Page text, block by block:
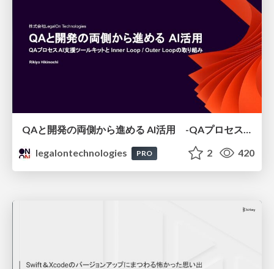
QAと開発の両側から進める AI活用 -QAプロセスAI支援ツールキットと Inner Loop / Outer Loopの取り組み-
legalontechnologies
PRO 2 420